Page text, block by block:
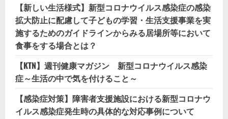
【新しい生活様式】新型コロナウイルス感染症の感染
拡大防止に配慮して子どもの学習・生活支援事業を実
施するためのガイドラインからみる居場所等において
食事をする場合とは？
【KTN】週刊健康マガジン 新型コロナウイルス感染
症～生活の中で気を付けること～
【感染症対策】障害者支援施設における新型コロナウ
イルス感染症発生時の具体的な対応事例について